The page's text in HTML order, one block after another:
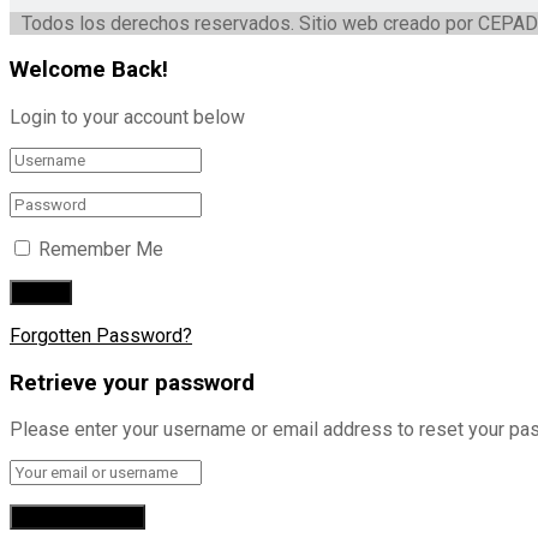
Todos los derechos reservados. Sitio web creado por CEPAD
Welcome Back!
Login to your account below
Remember Me
Forgotten Password?
Retrieve your password
Please enter your username or email address to reset your